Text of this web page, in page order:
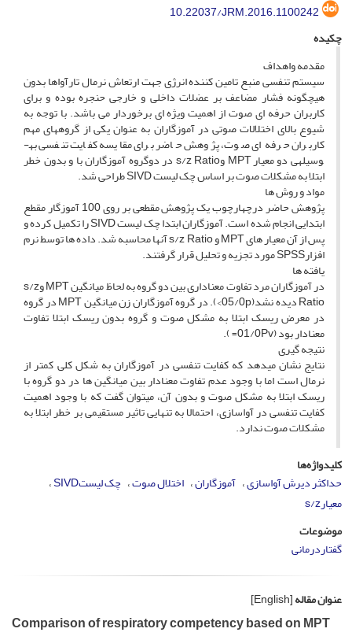
10.22037/JRM.2016.1100242
چکیده
مقدمه واهداف
سیستم تنفسی منبع تامین کننده انرژی جهت ارتعاش نرمال تارآواها بدون
هیچ­گونه فشار مضاعف بر عضلات داخلی و خارجی حنجره بوده و برای
کاربران حرفه ای صوت از اهمیت ویژه ای برخوردار می باشد. با توجه به
شیوع بالای اختلالات صوتی در آموزگاران به عنوان یکی از گروه­های مهم
کاربران حرفه ای صوت، پژوهش حاضر برای مقایسه کفایت تنفسی به­
وسیله­ی دو معیار MPT وs/z Ratio در دوگروه آموزگاران با و بدون خطر
ابتلا به مشکلات صوت بر اساس چک لیست SIVD طراحی شد.
مواد و روش ها
پژوهش حاضر درچهارچوب یک پژوهش مقطعی بر روی 100 آموزگار مقطع
ابتدایی انجام شده است. آموزگاران ابتدا چک لیست SIVD را تکمیل کرده و
پس از آن معیار های MPT و s/z Ratio آن­ها محاسبه شد. داده ها توسط نرم
افزارSPSS مورد تجزیه و تحلیل قرار گرفتند.
یافته ها
در آموزگاران مرد تفاوت معناداری بین دو گروه به لحاظ میانگین MPT وs/z
Ratio دیده نشد(05/0p>). در گروه آموزگاران زن میانگین MPT در گروه
در معرض ریسک ابتلا به مشکل صوت و گروه بدون ریسک ابتلا تفاوت
معنادار بود (01/0Pv= ).
نتیجه گیری
نتایج نشان می­دهد که کفایت تنفسی در آموزگاران به شکل کلی کمتر از
نرمال است اما با وجود عدم تفاوت معنادار بین میانگین ها در دو گروه با
ریسک ابتلا به مشکل صوت و بدون آن، می­توان گفت که با وجود اهمیت
کفایت تنفسی در آواسازی، احتمالا به تنهایی تاثیر مستقیمی بر خطر ابتلا به
مشکلات صوت ندارد.
کلیدواژه‌ها
حداکثر دیرش آواسازی آموزگاران اختلال صوت چک لیستSIVD
معیارs/z
موضوعات
گفتاردرمانی
عنوان مقاله[English]
Comparison of respiratory competency based on MPT